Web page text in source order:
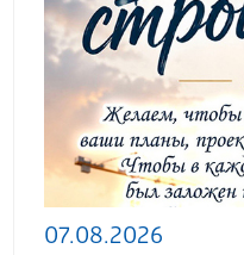
07.08.2026